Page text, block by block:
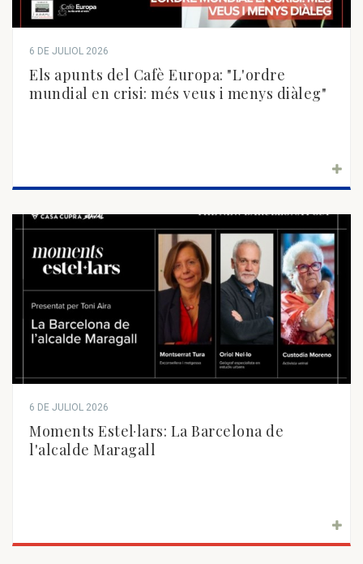
6 DE JULIOL 2026
Els apunts del Cafè Europa: "L'ordre
mundial en crisi: més veus i menys diàleg"
6 DE JULIOL 2026
Moments Estel·lars: La Barcelona de
l'alcalde Maragall